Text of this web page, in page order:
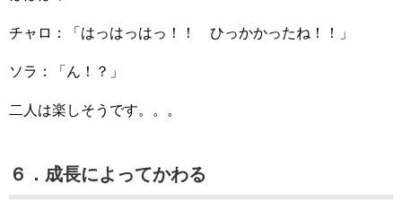
チャロ：「はっはっはっ！！ ひっかかったね！！」
ソラ：「ん！？」
二人は楽しそうです。。。
６．成長によってかわる